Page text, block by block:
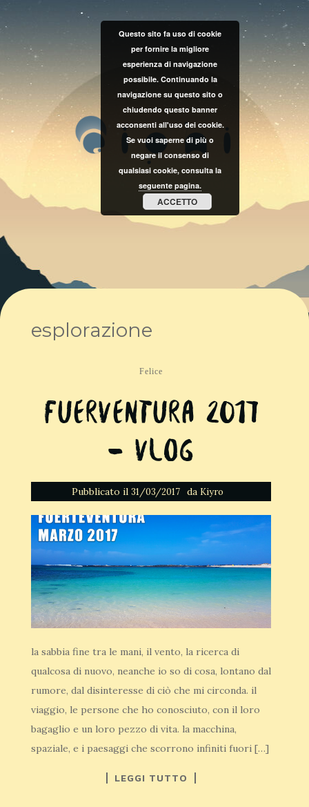
esplorazione
Felice
Fuerventura 2017
– Vlog
Pubblicato il 31/03/2017 da Kiyro
la sabbia fine tra le mani, il vento, la ricerca di
qualcosa di nuovo, neanche io so di cosa, lontano dal
rumore, dal disinteresse di ciò che mi circonda. il
viaggio, le persone che ho conosciuto, con il loro
bagaglio e un loro pezzo di vita. la macchina,
spaziale, e i paesaggi che scorrono infiniti fuori […]
LEGGI TUTTO
Questo sito fa uso di cookie
per fornire la migliore
esperienza di navigazione
possibile. Continuando la
navigazione su questo sito o
chiudendo questo banner
acconsenti all'uso dei cookie.
Se vuoi saperne di più o
negare il consenso di
qualsiasi cookie, consulta la
seguente pagina.
ACCETTO